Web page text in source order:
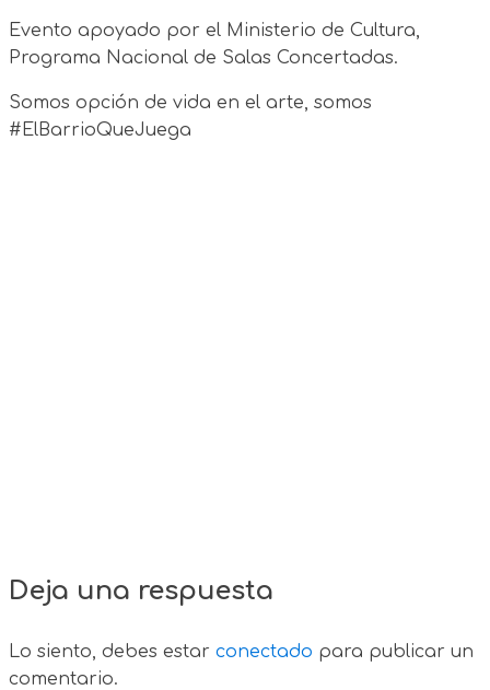
Evento apoyado por el Ministerio de Cultura,
Programa Nacional de Salas Concertadas.
Somos opción de vida en el arte, somos
#ElBarrioQueJuega
Deja una respuesta
Lo siento, debes estar conectado para publicar un
comentario.